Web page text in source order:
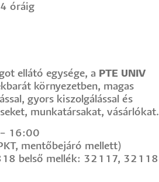
óráig
ellátó egysége, a PTE UNIV
környezetben, magas
gyors kiszolgálással és
munkatársakat, vásárlókat.
16:00
mentőbejáró mellett)
belső mellék: 32117, 32118